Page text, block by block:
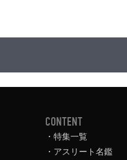
CONTENT
特集一覧
アスリート名鑑